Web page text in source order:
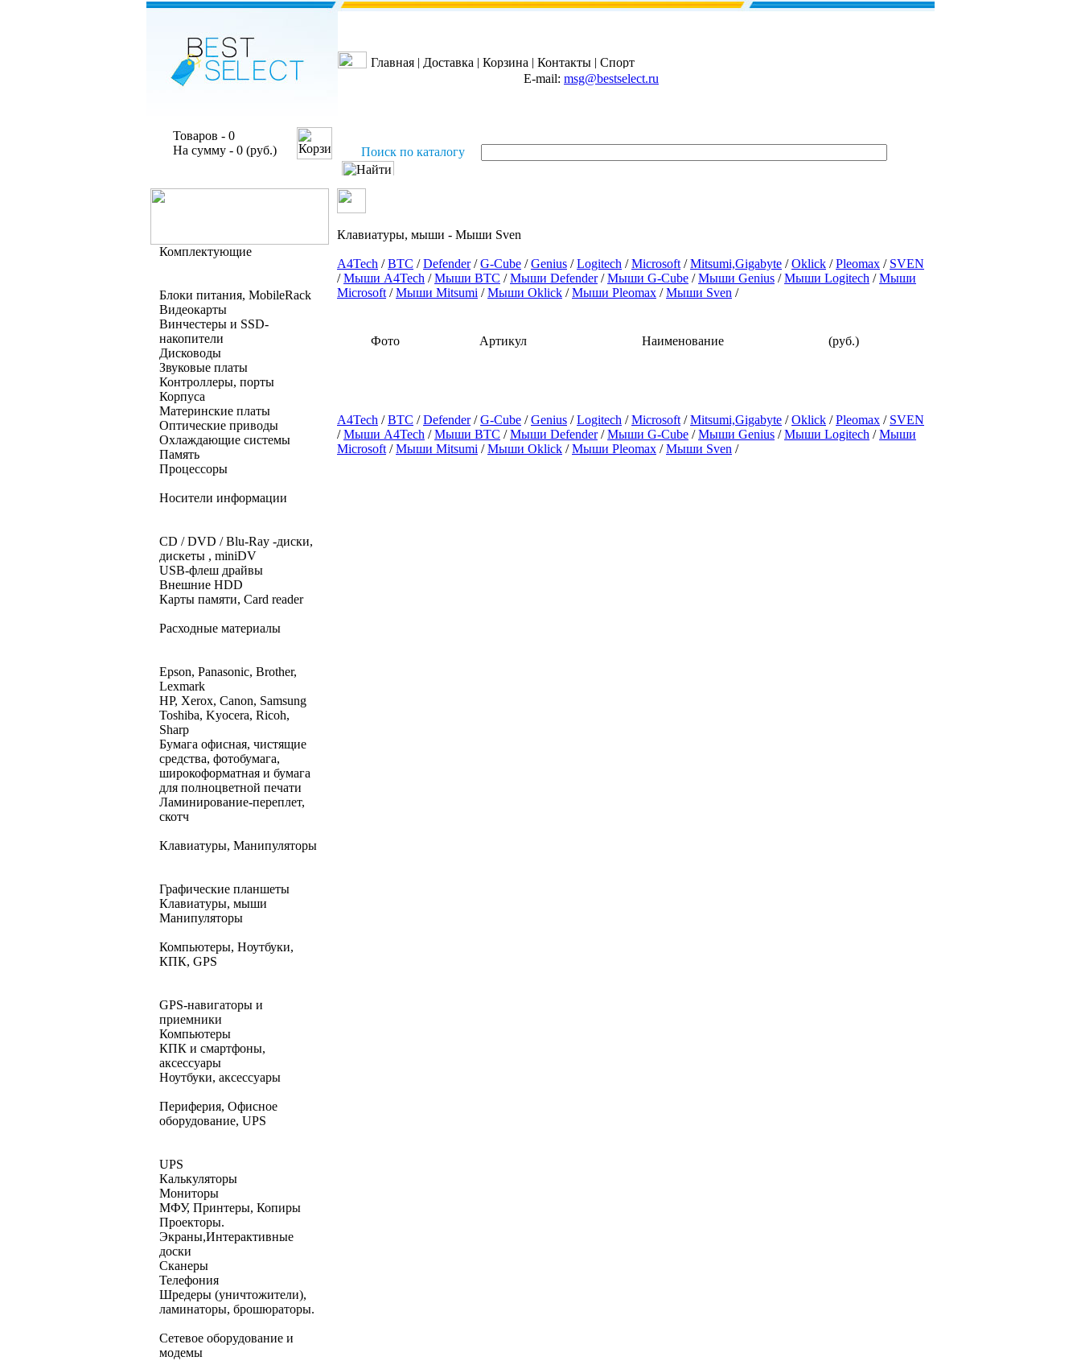
Главная | Доставка | Корзина | Контакты | Спорт
E-mail: msg@bestselect.ru
Товаров - 0
На сумму - 0 (руб.)
Поиск по каталогу
Комплектующие
Блоки питания, MobileRack
Видеокарты
Винчестеры и SSD-
накопители
Дисководы
Звуковые платы
Контроллеры, порты
Корпуса
Материнские платы
Оптические приводы
Охлаждающие системы
Память
Процессоры
Носители информации
CD / DVD / Blu-Ray -диски,
дискеты , miniDV
USB-флеш драйвы
Внешние HDD
Карты памяти, Card reader
Расходные материалы
Epson, Panasonic, Brother,
Lexmark
HP, Xerox, Canon, Samsung
Toshiba, Kyocera, Ricoh,
Sharp
Бумага офисная, чистящие
средства, фотобумага,
широкоформатная и бумага
для полноцветной печати
Ламинирование-переплет,
скотч
Клавиатуры, Манипуляторы
Графические планшеты
Клавиатуры, мыши
Манипуляторы
Компьютеры, Ноутбуки,
КПК, GPS
GPS-навигаторы и
приемники
Компьютеры
КПК и смартфоны,
аксессуары
Ноутбуки, аксессуары
Периферия, Офисное
оборудование, UPS
UPS
Калькуляторы
Мониторы
МФУ, Принтеры, Копиры
Проекторы.
Экраны,Интерактивные
доски
Сканеры
Телефония
Шредеры (уничтожители),
ламинаторы, брошюраторы.
Сетевое оборудование и
модемы
Клавиатуры, мыши - Мыши Sven
A4Tech /BTC /Defender/G-Cube /Genius /Logitech /Microsoft /Mitsumi,Gigabyte /Oklick /Pleomax / SVEN
/Мыши A4Tech /Мыши BTC /Мыши Defender/Мыши G-Cube /Мыши Genius /Мыши Logitech /Мыши
Microsoft /Мыши Mitsumi /Мыши Oklick /Мыши Pleomax /Мыши Sven /
Фото Артикул Наименование (руб.)
A4Tech /BTC /Defender/G-Cube /Genius /Logitech /Microsoft /Mitsumi,Gigabyte /Oklick /Pleomax / SVEN
/Мыши A4Tech /Мыши BTC /Мыши Defender/Мыши G-Cube /Мыши Genius /Мыши Logitech /Мыши
Microsoft /Мыши Mitsumi /Мыши Oklick /Мыши Pleomax /Мыши Sven /